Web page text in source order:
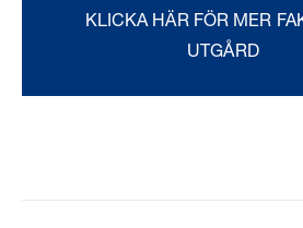
KLICKA HÄR FÖR MER
UTGÅRD